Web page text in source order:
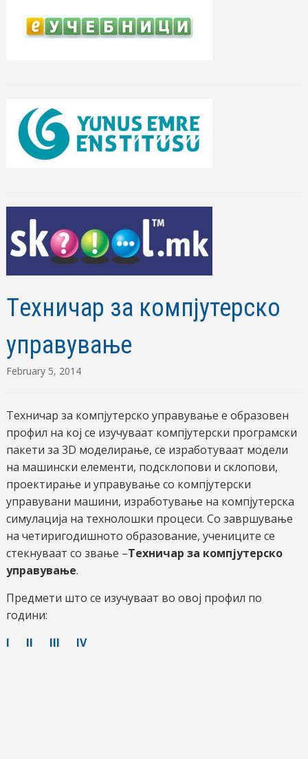
Tехничар за компјутерско
управување
February 5, 2014
Техничар за компјутерско управување e образовен
профил на кој се изучуваат компјутерски програмски
пакети за 3D моделирање, се изработуваат модели
на машински елементи, подсклопови и склопови,
проектирање и управување со компјутерски
управувани машини, изработување на компјутерска
симулација на технолошки процеси. Со завршување
на четиригодишното образование, учениците се
стекнуваат со звање –Техничар за компјутерско
управување.
Предмети што се изучуваат во овој профил по
години:
I
II III IV